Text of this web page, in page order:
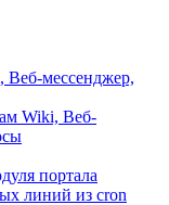
Веб-мессенджер,
Wiki, Веб-
портала
линий из cron